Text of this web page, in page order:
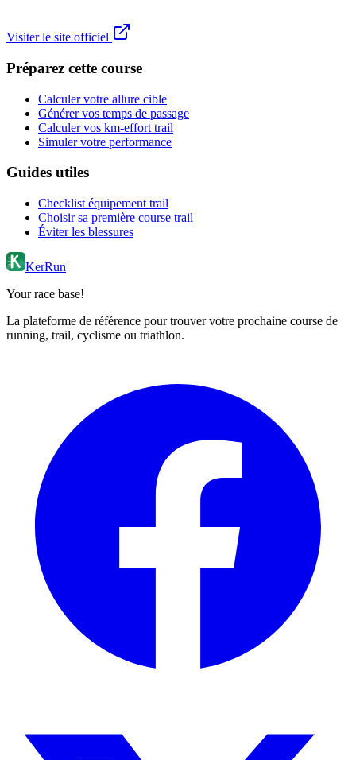
Visiter le site officiel
Préparez cette course
Calculer votre allure cible
Générer vos temps de passage
Calculer vos km-effort trail
Simuler votre performance
Guides utiles
Checklist équipement trail
Choisir sa première course trail
Éviter les blessures
KerRun
Your race base!
La plateforme de référence pour trouver votre prochaine course de
running, trail, cyclisme ou triathlon.